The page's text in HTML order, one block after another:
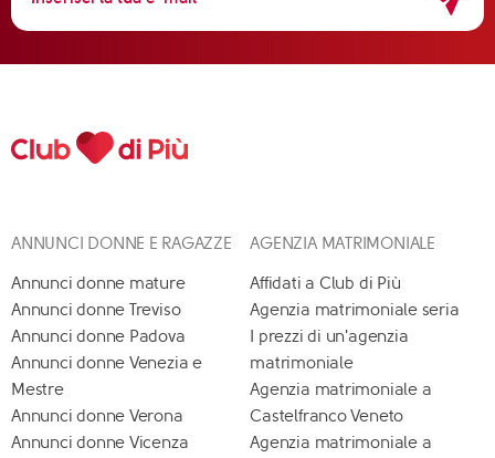
ANNUNCI DONNE E RAGAZZE
Annunci donne mature
Annunci donne Treviso
Annunci donne Padova
Annunci donne Venezia e
Mestre
Annunci donne Verona
Annunci donne Vicenza
AGENZIA MATRIMONIALE
Affidati a Club di Più
Agenzia matrimoniale seria
I prezzi di un'agenzia
matrimoniale
Agenzia matrimoniale a
Castelfranco Veneto
Agenzia matrimoniale a